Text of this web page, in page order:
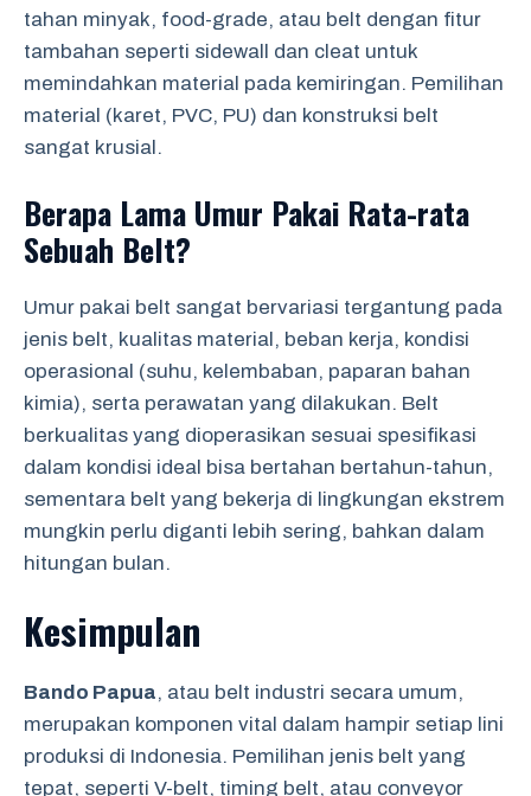
tahan minyak, food-grade, atau belt dengan fitur
tambahan seperti sidewall dan cleat untuk
memindahkan material pada kemiringan. Pemilihan
material (karet, PVC, PU) dan konstruksi belt
sangat krusial.
Berapa Lama Umur Pakai Rata-rata
Sebuah Belt?
Umur pakai belt sangat bervariasi tergantung pada
jenis belt, kualitas material, beban kerja, kondisi
operasional (suhu, kelembaban, paparan bahan
kimia), serta perawatan yang dilakukan. Belt
berkualitas yang dioperasikan sesuai spesifikasi
dalam kondisi ideal bisa bertahan bertahun-tahun,
sementara belt yang bekerja di lingkungan ekstrem
mungkin perlu diganti lebih sering, bahkan dalam
hitungan bulan.
Kesimpulan
Bando Papua, atau belt industri secara umum,
merupakan komponen vital dalam hampir setiap lini
produksi di Indonesia. Pemilihan jenis belt yang
tepat, seperti V-belt, timing belt, atau conveyor